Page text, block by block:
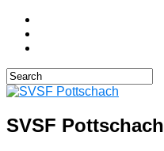
SVSF Pottschach